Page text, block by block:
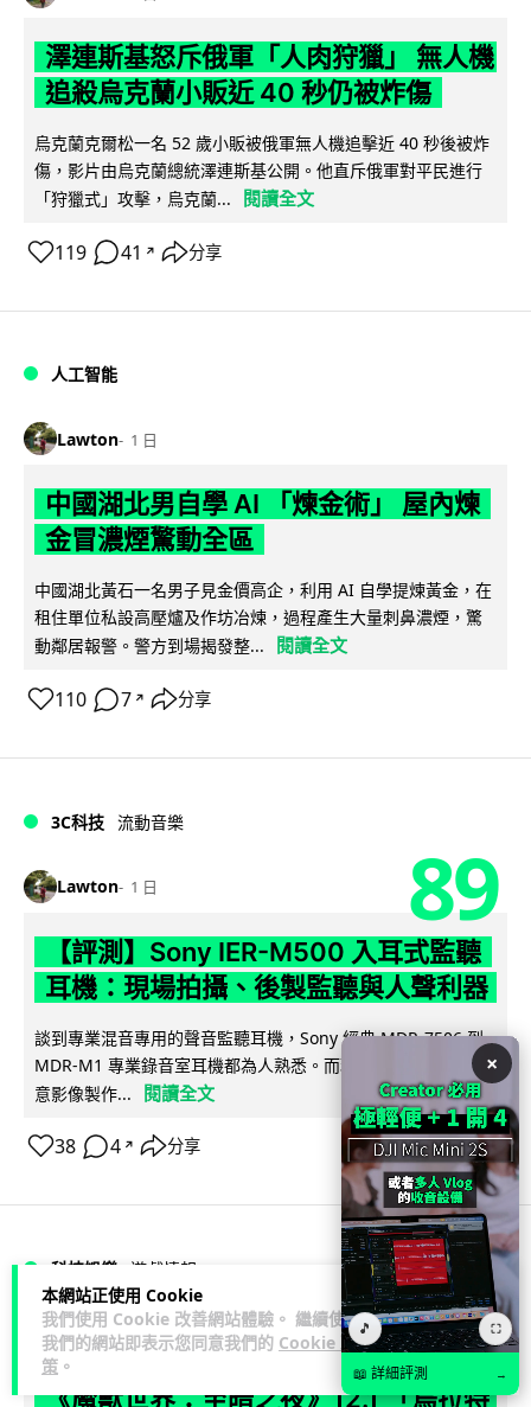
本網站正使用 Cookie
我們使用 Cookie 改善網站體驗。 繼續使用
我們的網站即表示您同意我們的 Cookie 政
策 。
澤連斯基怒斥俄軍「人肉狩獵」 無人機
追殺烏克蘭小販近 40 秒仍被炸傷
烏克蘭克爾松一名 52 歲小販被俄軍無人機追擊近 40 秒後被炸
傷，影片由烏克蘭總統澤連斯基公開。他直斥俄軍對平民進行
「狩獵式」攻擊，烏克蘭...
閱讀全文
119 41 ↗ 分享
人工智能
Lawton 1 日
中國湖北男自學 AI 「煉金術」 屋內煉
金冒濃煙驚動全區
中國湖北黃石一名男子見金價高企，利用 AI 自學提煉黃金，在
租住單位私設高壓爐及作坊冶煉，過程產生大量刺鼻濃煙，驚
動鄰居報警。警方到場揭發整...
閱讀全文
110 7 ↗ 分享
3C科技 流動音樂
Lawton 1 日 89
【評測】Sony IER-M500 入耳式監聽
耳機：現場拍攝、後製監聽與人聲利器
談到專業混音專用的聲音監聽耳機，Sony 經典 MDR-7506 到
MDR-M1 專業錄音室耳機都為人熟悉。而現在舞台製作者與創
意影像製作...
閱讀全文
38 4 ↗ 分享
科技娛樂 遊戲情報
天恩 1 日
《魔獸世界：至暗之夜》12.1 「烏拉特
×
🎵 ⛶
📖 詳細評測 →